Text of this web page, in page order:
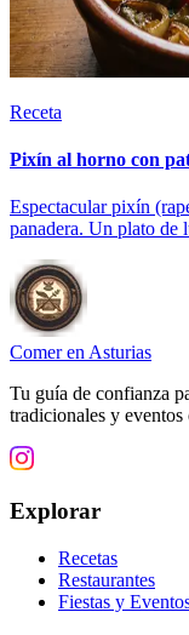
Receta
Pixín al horno con
Espectacular pixín
panadera. Un plato
Comer en Asturias
Tu guía de confianza
tradicionales y
Explorar
Recetas
Restaurantes
Fiestas y